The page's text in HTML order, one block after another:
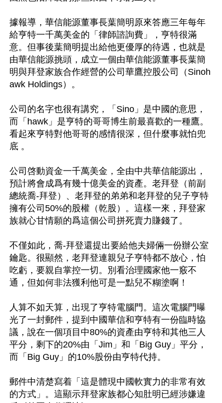
據報導，華信能源董事長葉簡明原來答應三年每年
給亨特一千萬美金的「律師諮詢費」，亨特很滿
意。但事後葉簡明提出給他更優厚的待遇，也就是
由華信能源挑頭，成立一個由華信能源董事長葉簡
明與拜登家族合作經營的公司華鷹控股公司（Sinoh
awk Holdings）。
公司的名字也很有講究，「Sino」是中國的意思，
而「hawk」是亨特的哥哥博生前最喜歡的一種鷹。
看起來亨特對他哥哥的感情很深，但什麼事就怕兜
底 。
公司啓動資金一千萬美金，全由中共華信能源出，
預計將會成爲有幾十億美金的資產。老拜登（前副
總統喬-拜登）、老拜登的弟弟和老拜登的兒子亨特
擁有公司50%的股權（乾股）。這樣一來，拜登家
族就心甘情願的爲這個公司拼死賣力賺錢了。
不僅如此，喬-拜登還提出要給他夫婦倆一份辦公室
鑰匙。很顯然，老拜登連親兒子亨特都不放心，怕
吃虧，要親自掌控一切。別看治理國家他一竅不
通，但如何非法獲利他可是一點兒不糊塗啊！
人算不如天算，出現了亨特電腦門。這次電腦門曝
光了一封郵件，提到中國華信和亨特有一份臨時協
議，說在一個項目中80%的資產由亨特和其他三人
平分，剩下的20%由「Jim」和「Big Guy」平分，
而「Big Guy」的10%股份由亨特代持。
郵件中清楚寫着「這是體現中國軟實力的非常有效
的方式」。這顯示拜登家族都心知肚明已經涉嫌違